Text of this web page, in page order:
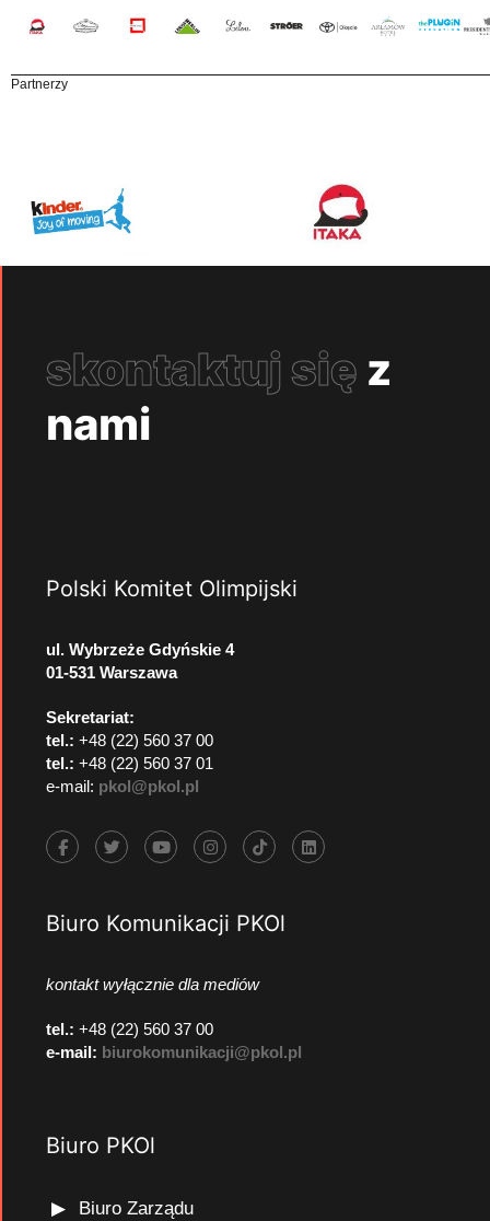
Partnerzy
skontaktuj się z
nami
Polski Komitet Olimpijski
ul. Wybrzeże Gdyńskie 4
01-531 Warszawa
Sekretariat:
tel.: +48 (22) 560 37 00
tel.: +48 (22) 560 37 01
e-mail: pkol@pkol.pl
Biuro Komunikacji PKOl
kontakt wyłącznie dla mediów
tel.: +48 (22) 560 37 00
e-mail: biurokomunikacji@pkol.pl
Biuro PKOl
Biuro Zarządu